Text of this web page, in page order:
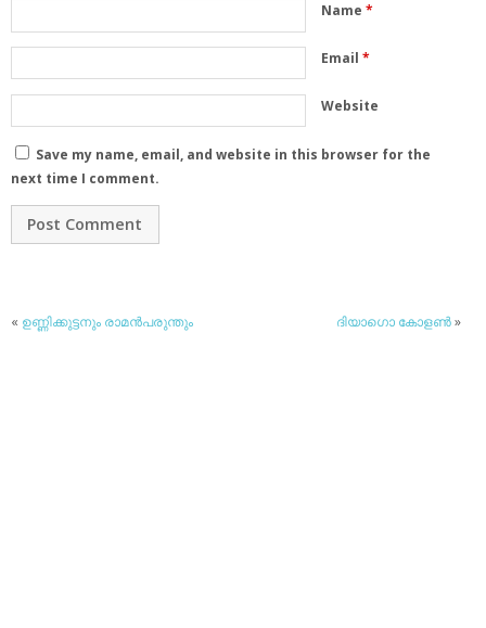
Name *
Email *
Website
Save my name, email, and website in this browser for the
next time I comment.
« ഉണ്ണിക്കുട്ടനും രാമന്‍പരുന്തും ദിയാഗൊ കോളൺ»